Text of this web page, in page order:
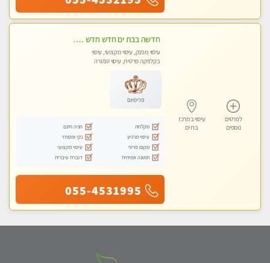
לפרטים
נוספים
עיסוי במרכז
בת ים
חדשה בבת ים חדש חדש .כל סוגי העיסויים במקום הכי מושלם בעיר בת ים . highly recommended..new in the city
עיסוי מפנק, עיסוי מקצועי, עיסוי
בקלניקה פרטית, עיסוי טנטרה
פרימיום
מקלחת
חניה חינם
עיסוי מרגיע
נקי ומסודר
מקום פרטי
עיסוי מקצועי
תמונה אמיתית
דוברת עיברית
055-4531995